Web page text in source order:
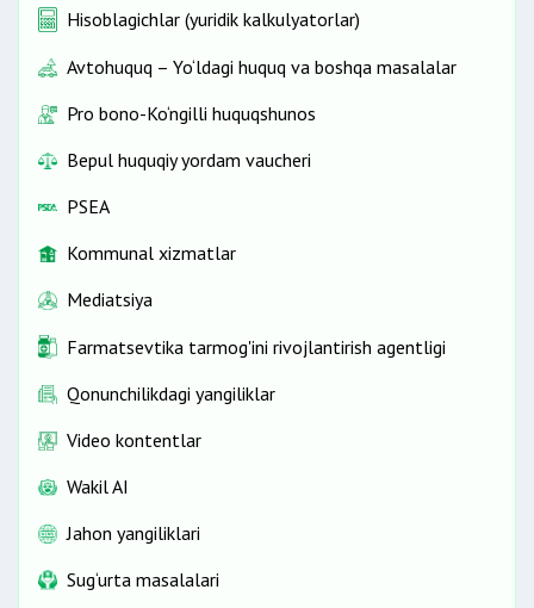
Hisoblagichlar (yuridik kalkulyatorlar)
Avtohuquq – Yo‘ldagi huquq va boshqa masalalar
Pro bono-Ko‘ngilli huquqshunos
Bepul huquqiy yordam vaucheri
PSEA
Kommunal xizmatlar
Mediatsiya
Farmatsevtika tarmog'ini rivojlantirish agentligi
Qonunchilikdagi yangiliklar
Video kontentlar
Wakil AI
Jahon yangiliklari
Sug‘urta masalalari